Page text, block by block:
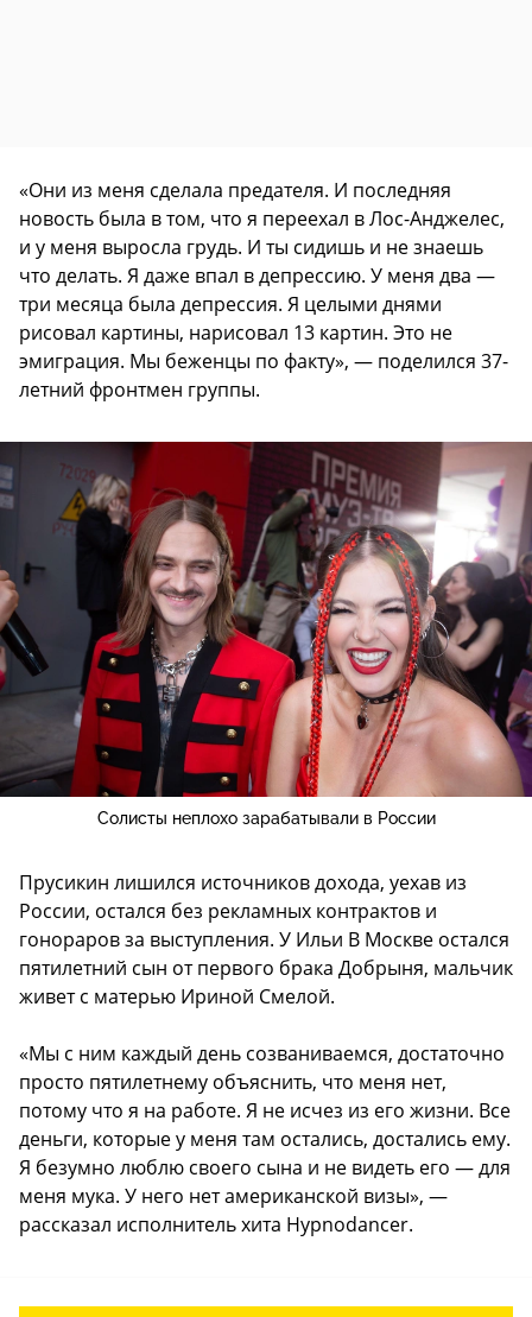
«Они из меня сделала предателя. И последняя
новость была в том, что я переехал в Лос-Анджелес,
и у меня выросла грудь. И ты сидишь и не знаешь
что делать. Я даже впал в депрессию. У меня два —
три месяца была депрессия. Я целыми днями
рисовал картины, нарисовал 13 картин. Это не
эмиграция. Мы беженцы по факту», — поделился 37-
летний фронтмен группы.
Солисты неплохо зарабатывали в России
Прусикин лишился источников дохода, уехав из
России, остался без рекламных контрактов и
гонораров за выступления. У Ильи В Москве остался
пятилетний сын от первого брака Добрыня, мальчик
живет с матерью Ириной Смелой.
«Мы с ним каждый день созваниваемся, достаточно
просто пятилетнему объяснить, что меня нет,
потому что я на работе. Я не исчез из его жизни. Все
деньги, которые у меня там остались, достались ему.
Я безумно люблю своего сына и не видеть его — для
меня мука. У него нет американской визы», —
рассказал исполнитель хита Hypnodancer.